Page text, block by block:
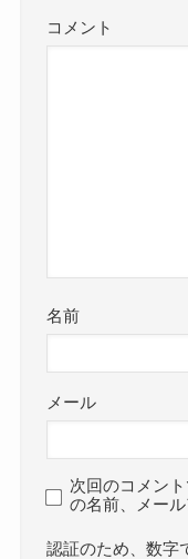
コメント
名前
メール
次回のコメン
の名前、メー
数字